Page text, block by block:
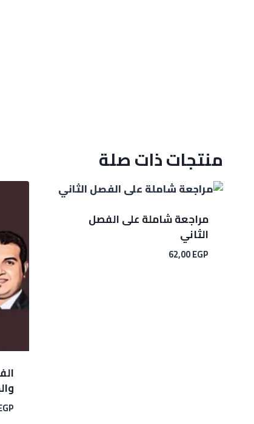
منتجات ذات صلة
مراجعة شاملة على الفصل
الثاني
62,00EGP